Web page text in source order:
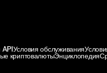
APIУсловия обслуживания
криптовалютыЭнциклопедия